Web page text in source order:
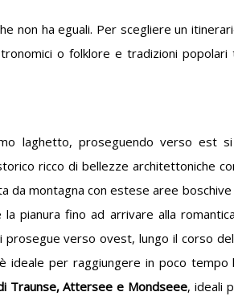
non ha eguali. Per scegliere un
o folklore e tradizioni
laghetto, proseguendo verso est
ricco di bellezze architettoniche
montagna con estese aree boschive
pianura fino ad arrivare alla
verso ovest, lungo il corso
per raggiungere in poco tempo
Traunse, Attersee e Mondseee, ideali